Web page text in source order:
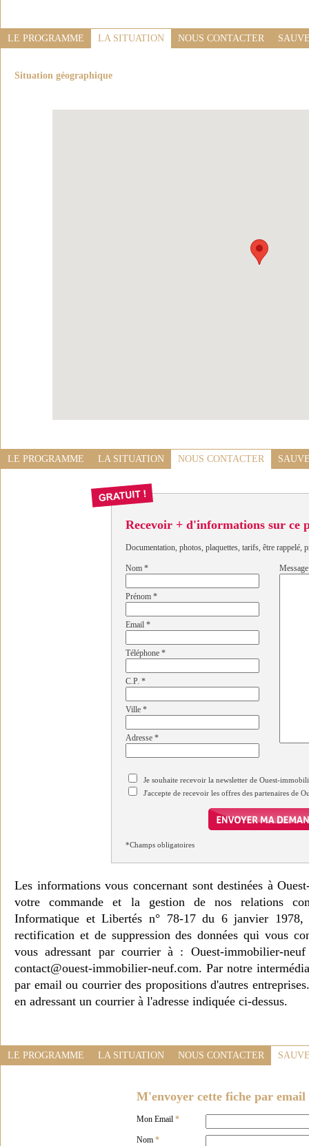
LE PROGRAMME LA SITUATION NOUS CONTACTER
Situation géographique
LE PROGRAMME LA SITUATION NOUS CONTACTER
Recevoir + d'informations sur ce
Documentation, photos, plaquettes, tarifs, être rappelé,
Nom *
Prénom *
Email *
Téléphone *
C.P. *
Ville *
Adresse *
Message
Je souhaite recevoir la newsletter de Ouest-
J'accepte de recevoir les offres des partenaires de
*Champs obligatoires
Les informations vous concernant sont destinées à
votre commande et la gestion de nos relations
Informatique et Libertés n° 78-17 du 6 janvier 1978,
rectification et de suppression des données qui vous
vous adressant par courrier à : Ouest-immobilier-
contact@ouest-immobilier-neuf.com. Par notre
par email ou courrier des propositions d'autres
en adressant un courrier à l'adresse indiquée ci-dessus.
LE PROGRAMME LA SITUATION NOUS CONTACTER
M'envoyer cette fiche par email
Mon Email *
Nom *